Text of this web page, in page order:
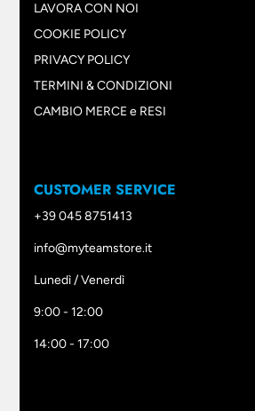
LAVORA CON NOI
COOKIE POLICY
PRIVACY POLICY
TERMINI & CONDIZIONI
CAMBIO MERCE e RESI
CUSTOMER SERVICE
+39 045 8751413
info@myteamstore.it
Lunedì / Venerdì
9:00 - 12:00
14:00 - 17:00